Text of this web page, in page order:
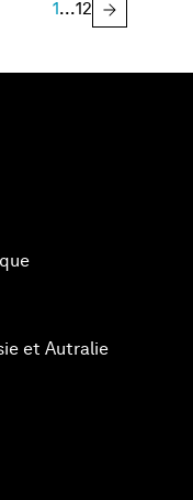
1...12
et Autralie